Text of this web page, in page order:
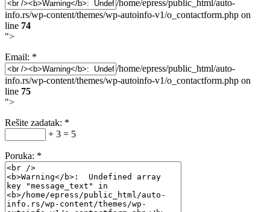
/home/epress/public_html/auto-
info.rs/wp-content/themes/wp-autoinfo-v1/o_contactform.php on
line 74
">
Email: *
/home/epress/public_html/auto-
info.rs/wp-content/themes/wp-autoinfo-v1/o_contactform.php on
line 75
">
Rešite zadatak: *
+ 3 = 5
Poruka: *